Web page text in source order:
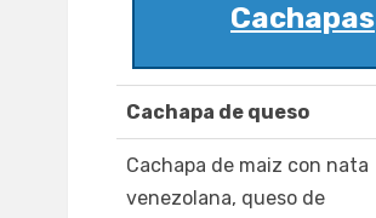
Cachapas
Cachapa de queso
Cachapa de maiz con nata
venezolana, queso de